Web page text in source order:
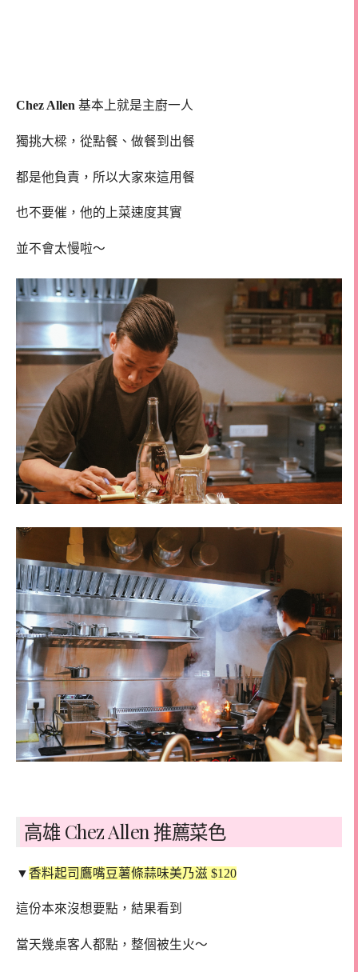
Chez Allen 基本上就是主廚一人
獨挑大樑，從點餐、做餐到出餐
都是他負責，所以大家來這用餐
也不要催，他的上菜速度其實
並不會太慢啦～
高雄 Chez Allen 推薦菜色
▼香料起司鷹嘴豆薯條蒜味美乃滋 $120
這份本來沒想要點，結果看到
當天幾桌客人都點，整個被生火～